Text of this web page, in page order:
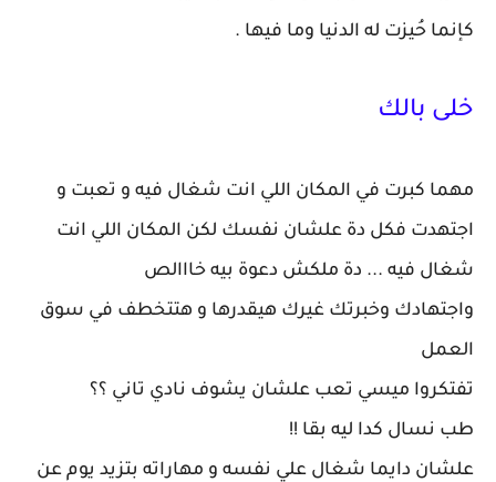
كإنما حُيزت له الدنيا وما فيها .
خلى بالك
مهما كبرت في المكان اللي انت شغال فيه و تعبت و
اجتهدت فكل دة علشان نفسك لكن المكان اللي انت
شغال فيه ... دة ملكش دعوة بيه خااالص
واجتهادك وخبرتك غيرك هيقدرها و هتتخطف في سوق
العمل
تفتكروا ميسي تعب علشان يشوف نادي تاني ؟؟
طب نسال كدا ليه بقا !!
علشان دايما شغال علي نفسه و مهاراته بتزيد يوم عن